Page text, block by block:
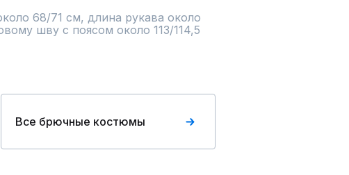
68/71 см, длина рукава около
шву с поясом около 113/114,5
Все брючные костюмы